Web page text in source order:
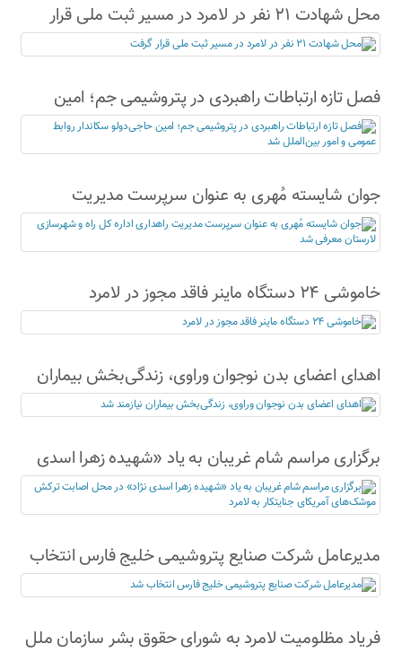
محل شهادت ۲۱ نفر در لامرد در مسیر ثبت ملی قرار
گرفت
فصل تازه ارتباطات راهبردی در پتروشیمی جم؛ امین
حاجی‌دولو سکاندار روابط عمومی و امور بین‌الملل شد
جوان شایسته مُهری به عنوان سرپرست مدیریت
راهداری اداره کل راه و شهرسازی لارستان معرفی شد
خاموشی ۲۴ دستگاه ماینر فاقد مجوز در لامرد
اهدای اعضای بدن نوجوان وراوی، زندگی‌بخش بیماران
نیازمند شد
برگزاری مراسم شام غریبان به یاد «شهیده زهرا اسدی
نژاد» در محل اصابت ترکش موشک‌های آمریکای
جنایتکار به لامرد
مدیرعامل شرکت صنایع پتروشیمی خلیج فارس انتخاب
شد
فریاد مظلومیت لامرد به شورای حقوق بشر سازمان ملل